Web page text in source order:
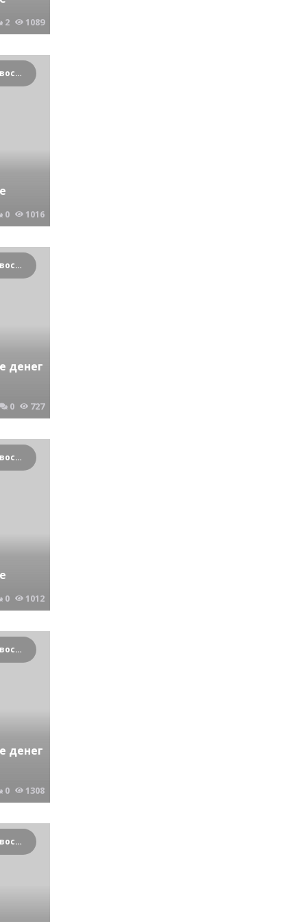
2 1089
Криминальные новости Новосибирска и Сибирского региона
0 1016
Криминальные новости Новосибирска и Сибирского региона
денег
0 727
Криминальные новости Новосибирска и Сибирского региона
0 1012
Криминальные новости Новосибирска и Сибирского региона
денег
0 1308
Криминальные новости Новосибирска и Сибирского региона